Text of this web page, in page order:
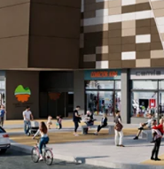
variar durante el desarrollo del
web corresponden a